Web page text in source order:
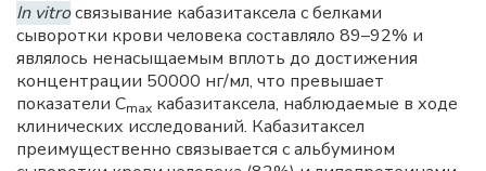
In vitroсвязывание кабазитаксела с белками
сыворотки крови человека составляло 89–92% и
являлось ненасыщаемым вплоть до достижения
концентрации 50000 нг/мл, что превышает
показатели Cmax кабазитаксела, наблюдаемые в ходе
клинических исследований. Кабазитаксел
преимущественно связывается с альбумином